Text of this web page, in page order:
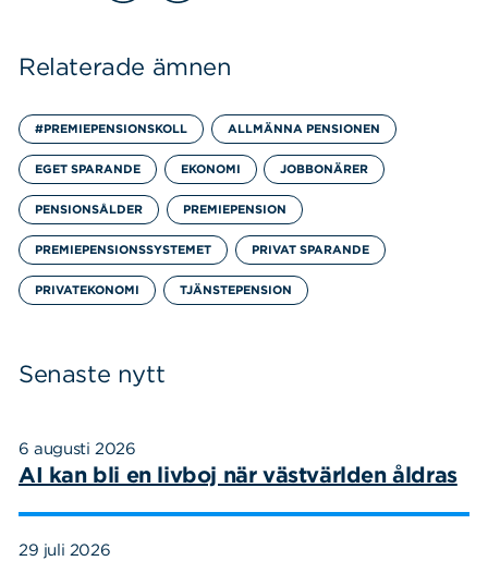
Relaterade ämnen
#PREMIEPENSIONSKOLL ALLMÄNNA PENSIONEN
EGET SPARANDE EKONOMI JOBBONÄRER
PENSIONSÅLDER PREMIEPENSION
PREMIEPENSIONSSYSTEMET PRIVAT SPARANDE
PRIVATEKONOMI TJÄNSTEPENSION
Senaste nytt
6 augusti 2026
AI kan bli en livboj när västvärlden åldras
29 juli 2026